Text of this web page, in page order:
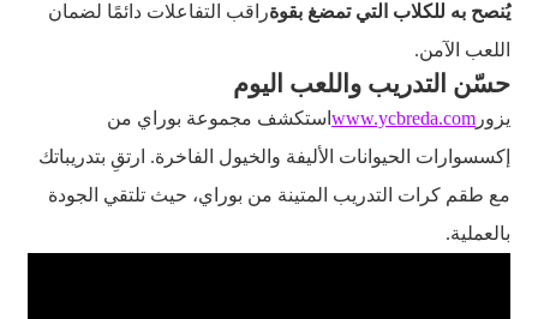
يُنصح به للكلاب التي تمضغ بقوةراقب التفاعلات دائمًا لضمان
اللعب الآمن.
حسّن التدريب واللعب اليوم
يزور www.ycbreda.comاستكشف مجموعة بوراي من
إكسسوارات الحيوانات الأليفة والخيول الفاخرة. ارتقِ بتدريباتك
مع طقم كرات التدريب المتينة من بوراي، حيث تلتقي الجودة
بالعملية.